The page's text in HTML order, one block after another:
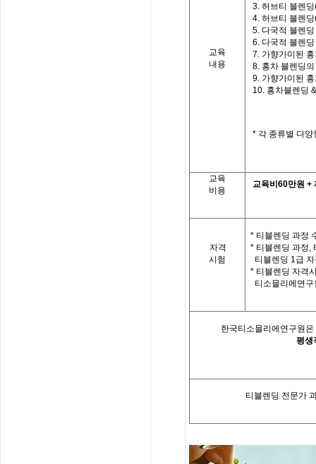
교육
내용
3. 허브티 블렌딩
4. 허브티 블렌딩
5. 다국적 블렌
6. 다국적 블렌
7. 가향가미된
8. 홍차 블렌딩
9. 가향가미된
10. 홍차블렌딩 &
* 각 종류별 다양
교육
비용
교육비 60만원 +
자격
시험
* 티블렌딩 과정
* 티블렌딩 과정,
티블렌딩 1급
* 티블렌딩 자격
티소믈리에연
한국티소믈리에연구원
평생
티블렌딩 전문가